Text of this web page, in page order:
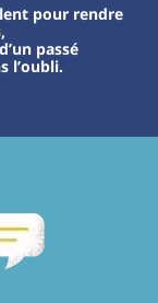
pour rendre
passé
l’oubli.